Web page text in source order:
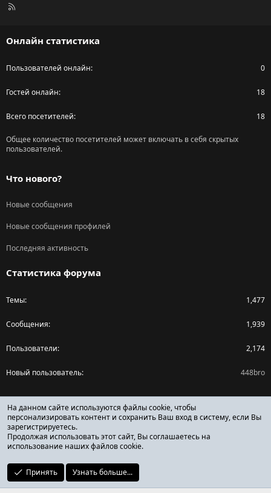
R
Онлайн статистика
Пользователей онлайн 0
Гостей онлайн 18
Всего посетителей 18
Общее количество посетителей может включать в себя скрытых
пользователей.
Что нового?
Новые сообщения
Новые сообщения профилей
Последняя активность
Статистика форума
Темы 1,477
Сообщения 1,939
Пользователи 2,174
Новый пользователь 448bro
Поделиться страницей
Facebook
X (Twitter)
Reddit
ОТЗЫВЫ ОНЛАЙН ФОРУМ
На данном сайте используются файлы cookie, чтобы
персонализировать контент и сохранить Ваш вход в систему, если Вы
зарегистрируетесь.
Продолжая использовать этот сайт, Вы соглашаетесь на
использование наших файлов cookie.
Принять Узнать больше...